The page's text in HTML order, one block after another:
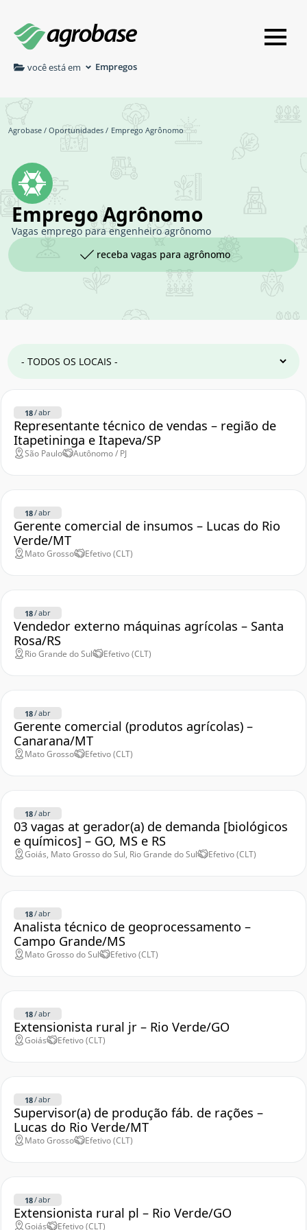
você está em Empregos
Agrobase / Oportunidades / Emprego Agrônomo
Emprego Agrônomo
Vagas emprego para engenheiro agrônomo
receba vagas para agrônomo
18/abr
Representante técnico de vendas – região de
Itapetininga e Itapeva/SP
São Paulo Autônomo / PJ
18/abr
Gerente comercial de insumos – Lucas do Rio
Verde/MT
Mato Grosso Efetivo (CLT)
18/abr
Vendedor externo máquinas agrícolas – Santa
Rosa/RS
Rio Grande do Sul Efetivo (CLT)
18/abr
Gerente comercial (produtos agrícolas) –
Canarana/MT
Mato Grosso Efetivo (CLT)
18/abr
03 vagas at gerador(a) de demanda [biológicos
e químicos] – GO, MS e RS
Goiás, Mato Grosso do Sul, Rio Grande do Sul Efetivo (CLT)
18/abr
Analista técnico de geoprocessamento –
Campo Grande/MS
Mato Grosso do Sul Efetivo (CLT)
18/abr
Extensionista rural jr – Rio Verde/GO
Goiás Efetivo (CLT)
18/abr
Supervisor(a) de produção fáb. de rações –
Lucas do Rio Verde/MT
Mato Grosso Efetivo (CLT)
18/abr
Extensionista rural pl – Rio Verde/GO
Goiás Efetivo (CLT)